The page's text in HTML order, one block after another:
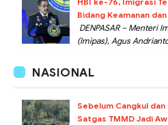
Bidang Keamanan
DENPASAR – Menteri
(Imipas), Agus
NASIONAL
Sebelum Cangkul
Satgas TMMD Jadi